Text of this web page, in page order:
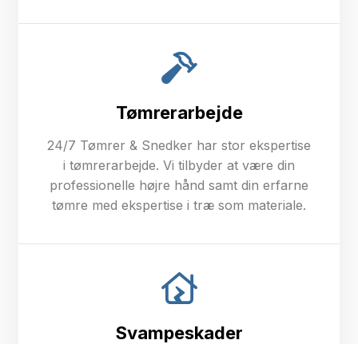
Tømrerarbejde
24/7 Tømrer & Snedker har stor ekspertise
i tømrerarbejde. Vi tilbyder at være din
professionelle højre hånd samt din erfarne
tømre med ekspertise i træ som materiale.
Svampeskader